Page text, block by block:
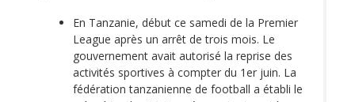
En Tanzanie, début ce samedi de la Premier
League après un arrêt de trois mois. Le
gouvernement avait autorisé la reprise des
activités sportives à compter du 1er juin. La
fédération tanzanienne de football a établi le